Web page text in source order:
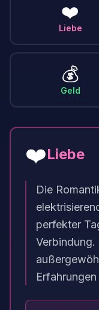
❤️
Liebe
💰
Geld
❤️Liebe
Die
perfekter